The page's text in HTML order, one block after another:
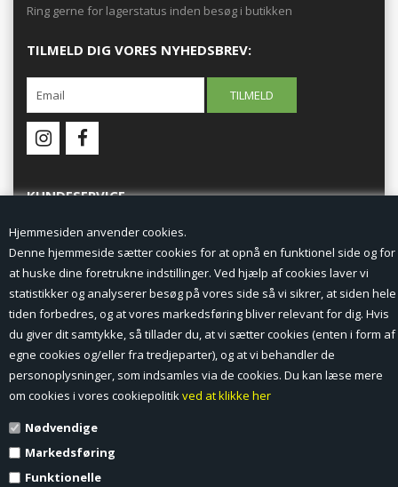
Hjemmesiden anvender cookies.
Denne hjemmeside sætter cookies for at opnå en funktionel side og for
at huske dine foretrukne indstillinger. Ved hjælp af cookies laver vi
statistikker og analyserer besøg på vores side så vi sikrer, at siden hele
tiden forbedres, og at vores markedsføring bliver relevant for dig. Hvis
du giver dit samtykke, så tillader du, at vi sætter cookies (enten i form af
egne cookies og/eller fra tredjeparter), og at vi behandler de
personoplysninger, som indsamles via de cookies. Du kan læse mere
om cookies i vores cookiepolitikved at klikke her
Nødvendige
Markedsføring
Funktionelle
Ring gerne for lagerstatus inden besøg i butikken
TILMELD DIG VORES NYHEDSBREV:
KUNDESERVICE
Min Konto
Nyheder
Vilkår og betingelser
Profil
Erhverv log ind (B2B)